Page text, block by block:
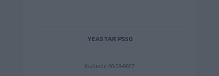
YEASTAR P550
Κωδικός 00-08-0027